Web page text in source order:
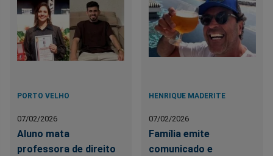
PORTO VELHO
07/02/2026
Aluno mata
professora de direito
HENRIQUE MADERITE
07/02/2026
Família emite
comunicado e